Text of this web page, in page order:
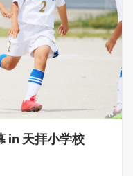
in 天拝小学校